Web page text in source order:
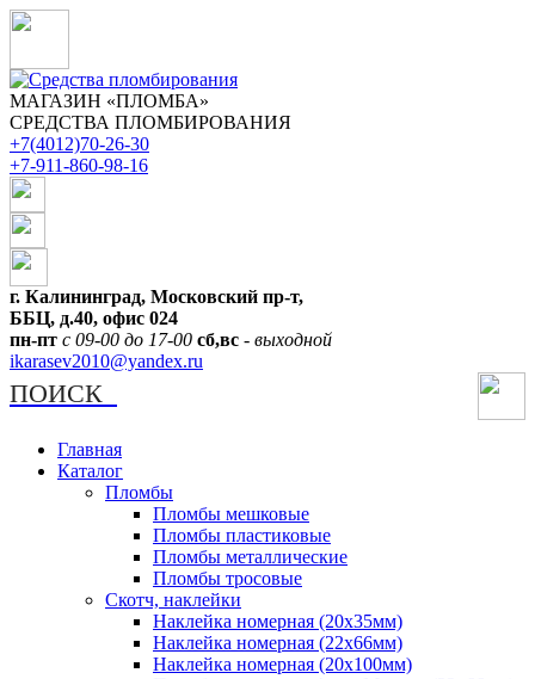
МАГАЗИН «ПЛОМБА»
СРЕДСТВА ПЛОМБИРОВАНИЯ
+7(4012)70-26-30
+7-911-860-98-16
г. Калининград, Московский пр-т,
ББЦ, д.40, офис 024
пн-пт с 09-00 до 17-00 сб,вс - выходной
ikarasev2010@yandex.ru
ПОИСК
Главная
Каталог
Пломбы
Пломбы мешковые
Пломбы пластиковые
Пломбы металлические
Пломбы тросовые
Скотч, наклейки
Наклейка номерная (20х35мм)
Наклейка номерная (22х66мм)
Наклейка номерная (20х100мм)